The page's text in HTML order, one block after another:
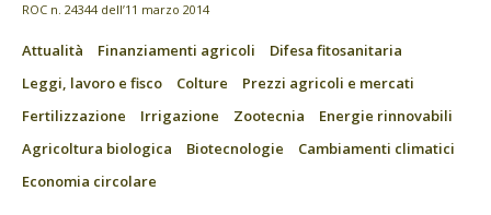
ROC n. 24344 dell’11 marzo 2014
Attualità Finanziamenti agricoli
Difesa fitosanitaria
Leggi, lavoro e fisco
Colture
Prezzi agricoli e mercati
Fertilizzazione
Irrigazione Zootecnia
Energie rinnovabili
Agricoltura biologica
Biotecnologie
Cambiamenti climatici
Economia circolare